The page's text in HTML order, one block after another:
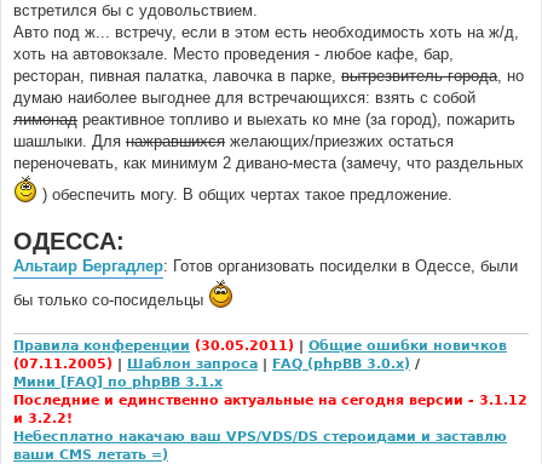
встретился бы с удовольствием.
Авто под ж... встречу, если в этом есть необходимость хоть на ж/д,
хоть на автовокзале. Место проведения - любое кафе, бар,
ресторан, пивная палатка, лавочка в парке, вытрезвитель города, но
думаю наиболее выгоднее для встречающихся: взять с собой
лимонад реактивное топливо и выехать ко мне (за город), пожарить
шашлыки. Для нажравшихся желающих/приезжих остаться
переночевать, как минимум 2 дивано-места (замечу, что раздельных
) обеспечить могу. В общих чертах такое предложение.
ОДЕССА:
Альтаир Бергадлер: Готов организовать посиделки в Одессе, были
бы только со-посидельцы
Правила конференции (30.05.2011) | Общие ошибки новичков
(07.11.2005) | Шаблон запроса | FAQ (phpBB 3.0.x) /
Мини [FAQ] по phpBB 3.1.x
Последние и единственно актуальные на сегодня версии - 3.1.12
и 3.2.2!
Небесплатно накачаю ваш VPS/VDS/DS стероидами и заставлю
ваши CMS летать =)